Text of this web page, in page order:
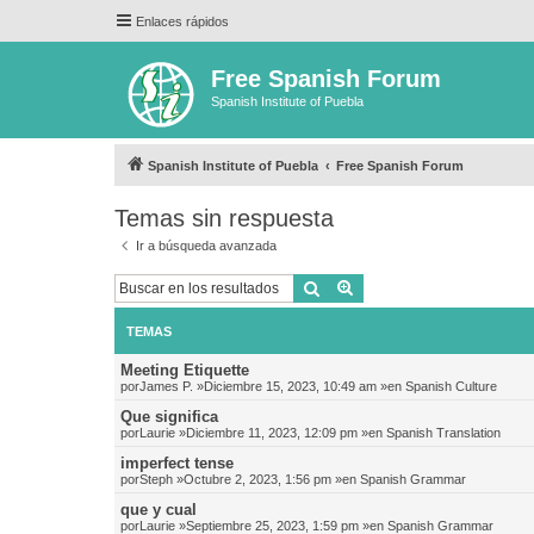
Enlaces rápidos
Free Spanish Forum
Spanish Institute of Puebla
Spanish Institute of Puebla Free Spanish Forum
Temas sin respuesta
Ir a búsqueda avanzada
Buscar
TEMAS
Meeting Etiquette
porJames P. »Diciembre 15, 2023, 10:49 am »en Spanish Culture
Que significa
porLaurie »Diciembre 11, 2023, 12:09 pm »en Spanish Translation
imperfect tense
porSteph »Octubre 2, 2023, 1:56 pm »en Spanish Grammar
que y cual
porLaurie »Septiembre 25, 2023, 1:59 pm »en Spanish Grammar